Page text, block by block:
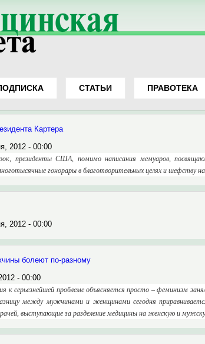
СТАТЬИ ПРАВОТЕКА
Картера
2012 - 00:00
президенты США, помимо написания мемуаров,
гонорары в благотворительных целях и шефству
2012 - 00:00
болеют по-разному
- 00:00
к серьезнейшей проблеме объясняется просто – феминизм
между мужчинами и женщинами сегодня
выступающие за разделение медицины на женскую и